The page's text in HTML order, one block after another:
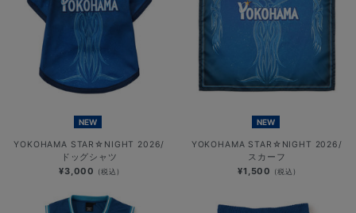
NEW
YOKOHAMA STAR☆NIGHT 2026/
ドッグシャツ
¥3,000 (税込)
NEW
YOKOHAMA STAR☆NIGHT 2026/
スカーフ
¥1,500 (税込)